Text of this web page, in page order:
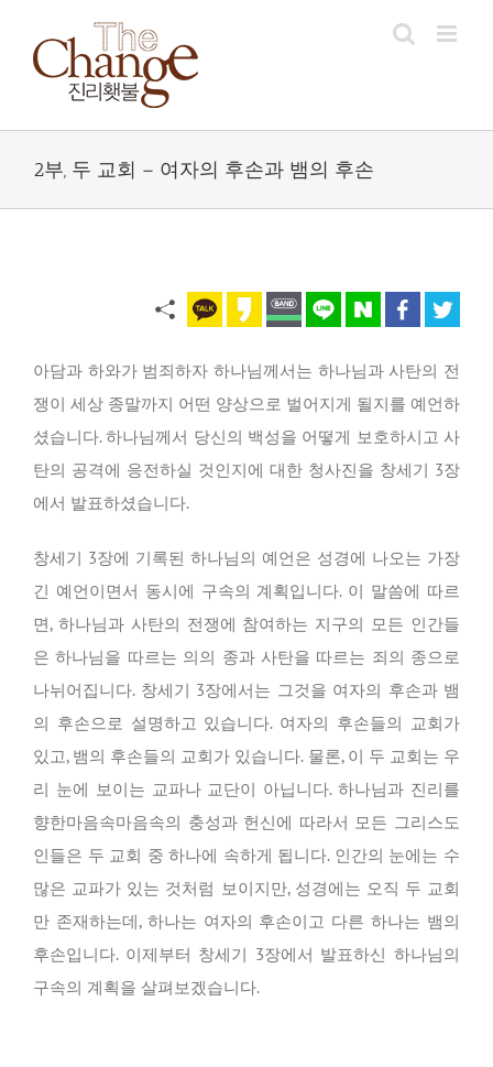
content
2부, 두 교회 – 여자의 후손과 뱀의 후손
아담과 하와가 범죄하자 하나님께서는 하나님과 사탄의 전
쟁이 세상 종말까지 어떤 양상으로 벌어지게 될지를 예언하
셨습니다. 하나님께서 당신의 백성을 어떻게 보호하시고 사
탄의 공격에 응전하실 것인지에 대한 청사진을 창세기 3장
에서 발표하셨습니다.
창세기 3장에 기록된 하나님의 예언은 성경에 나오는 가장
긴 예언이면서 동시에 구속의 계획입니다. 이 말씀에 따르
면, 하나님과 사탄의 전쟁에 참여하는 지구의 모든 인간들
은 하나님을 따르는 의의 종과 사탄을 따르는 죄의 종으로
나뉘어집니다. 창세기 3장에서는 그것을 여자의 후손과 뱀
의 후손으로 설명하고 있습니다. 여자의 후손들의 교회가
있고, 뱀의 후손들의 교회가 있습니다. 물론, 이 두 교회는 우
리 눈에 보이는 교파나 교단이 아닙니다. 하나님과 진리를
향한마음속마음속의 충성과 헌신에 따라서 모든 그리스도
인들은 두 교회 중 하나에 속하게 됩니다. 인간의 눈에는 수
많은 교파가 있는 것처럼 보이지만, 성경에는 오직 두 교회
만 존재하는데, 하나는 여자의 후손이고 다른 하나는 뱀의
후손입니다. 이제부터 창세기 3장에서 발표하신 하나님의
구속의 계획을 살펴보겠습니다.